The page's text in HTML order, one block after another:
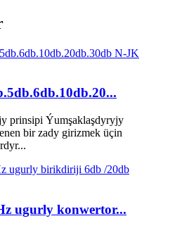
prinsipi Ýumşaklaşdyryjy
bir zady girizmek üçin
ugurly konwertor...